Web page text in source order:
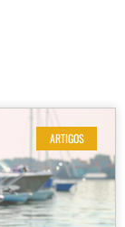
ARTIGOS